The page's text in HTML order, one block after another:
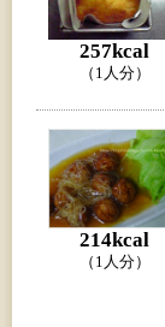
257kcal
（1人分）
214kcal
（1人分）